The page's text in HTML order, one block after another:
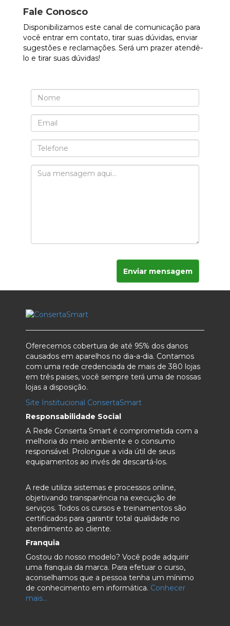
Fale Conosco
Disponibilizamos este canal de comunicação para
você entrar em contato, tirar suas dúvidas, enviar
sugestões e reclamações. Será um prazer atendê-
lo e tirar suas dúvidas!
Enviar mensagem
Oferecemos cobertura de até 95% dos danos
causados em aparelhos no dia-a-dia. Contamos
com uma rede credenciada de mais de 380 lojas
em três paises, você sempre terá uma de nossas
lojas a disposição.
Site Institucional ConsertaSmart
Responsabilidade Social
A Rede Conserta Smart é comprometida com a
melhoria do meio ambiente e o consumo
responsável. Prolongue a vida útil de seus
equipamentos ao invés de descartá-los.
A rede utiliza sistemas e processos online,
objetivando transparência na execução de
serviços. Todos os cursos e treinamentos são
certificados para garantir total qualidade no
atendimento ao cliente.
Franquia
Gostou do nosso modelo? Você pode adquirir
uma franquia da marca. Para efetuar o curso,
aconselhamos que a pessoa tenha um mínimo
de conhecimento em informática. Conhecer
mais...